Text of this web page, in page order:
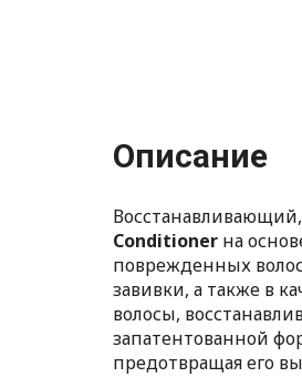
Описание
Conditioner на
поврежденных
завивки, а также в
волосы,
запатентованной
предотвращая его